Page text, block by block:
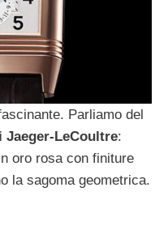
Parliamo del
Jaeger-LeCoultre:
oro rosa con finiture
la sagoma geometrica.